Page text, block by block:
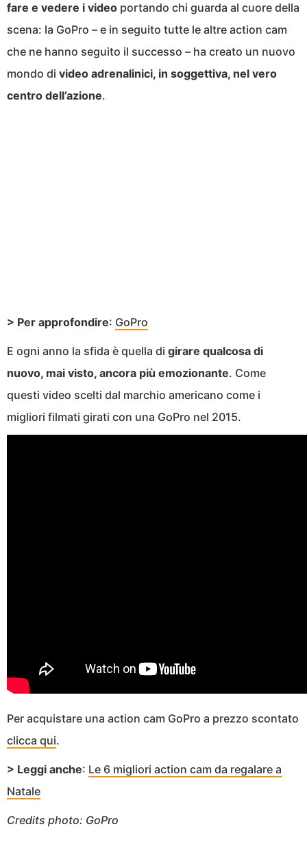
fare e vedere i video portando chi guarda al cuore della
scena: la GoPro – e in seguito tutte le altre action cam
che ne hanno seguito il successo – ha creato un nuovo
mondo di video adrenalinici, in soggettiva, nel vero
centro dell’azione.
> Per approfondire: GoPro
E ogni anno la sfida è quella di girare qualcosa di
nuovo, mai visto, ancora più emozionante. Come
questi video scelti dal marchio americano come i
migliori filmati girati con una GoPro nel 2015.
Per acquistare una action cam GoPro a prezzo scontato
clicca qui.
> Leggi anche: Le 6 migliori action cam da regalare a
Natale
Credits photo: GoPro